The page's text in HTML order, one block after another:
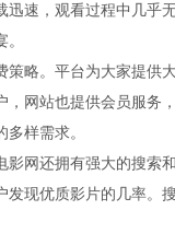
迅速，观看过程中几乎
策略。平台为大家提供
，网站也提供会员服务
样需求。
影网还拥有强大的搜索
发现优质影片的几率